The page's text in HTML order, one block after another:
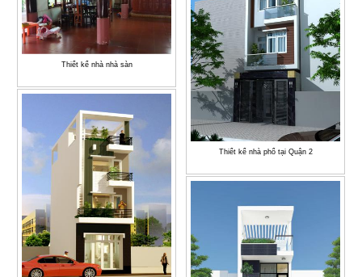
Thiết kế nhà nhà sàn
Thiết kế nhà phố tại Quận 2